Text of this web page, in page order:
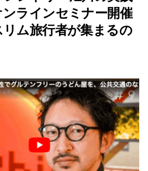
ラインセミナー開催
リム旅行者が集まるの